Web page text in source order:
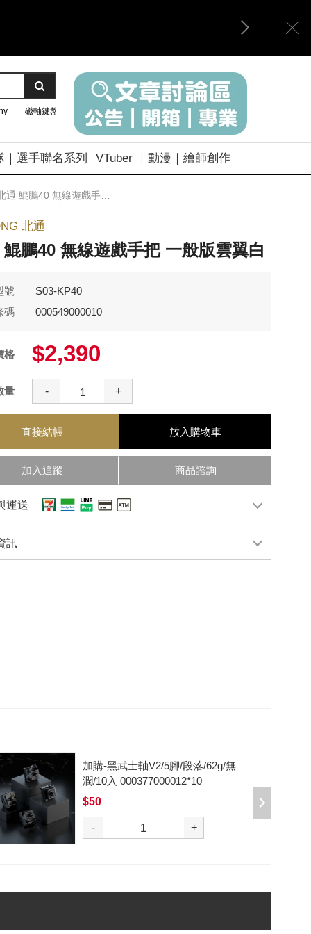
磁軸鍵盤
｜選手聯名系列 VTuber ｜動漫｜繪師創作
通 鯤鵬40 無線遊戲手把 一般版雲翼白
北通
鵬40 無線遊戲手把 一般版雲翼白
號
S03-KP40
碼
000549000010
格 $2,390
量 - +
直接結帳 放入購物車
加入追蹤 商品諮詢
運送
訊
加購-剪刀石頭布猜拳鍵帽一盒四
入000385000289
$199
- +